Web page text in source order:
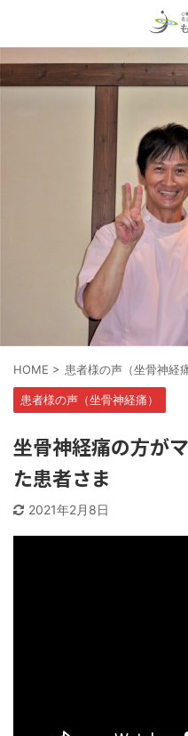
HOME > 患者様の声（坐骨神経痛
患者様の声（坐骨神経痛）
坐骨神経痛の方が
た患者さま
2021年2月8日